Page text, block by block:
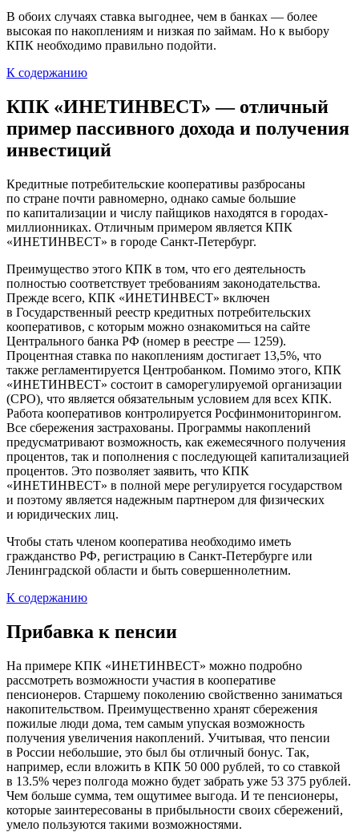
В обоих случаях ставка выгоднее, чем в банках — более
высокая по накоплениям и низкая по займам. Но к выбору
КПК необходимо правильно подойти.
К содержанию
КПК «ИНЕТИНВЕСТ» — отличный
пример пассивного дохода и получения
инвестиций
Кредитные потребительские кооперативы разбросаны
по стране почти равномерно, однако самые большие
по капитализации и числу пайщиков находятся в городах-
миллионниках. Отличным примером является КПК
«ИНЕТИНВЕСТ» в городе Санкт-Петербург.
Преимущество этого КПК в том, что его деятельность
полностью соответствует требованиям законодательства.
Прежде всего, КПК «ИНЕТИНВЕСТ» включен
в Государственный реестр кредитных потребительских
кооперативов, с которым можно ознакомиться на сайте
Центрального банка РФ (номер в реестре — 1259).
Процентная ставка по накоплениям достигает 13,5%, что
также регламентируется Центробанком. Помимо этого, КПК
«ИНЕТИНВЕСТ» состоит в саморегулируемой организации
(СРО), что является обязательным условием для всех КПК.
Работа кооперативов контролируется Росфинмониторингом.
Все сбережения застрахованы. Программы накоплений
предусматривают возможность, как ежемесячного получения
процентов, так и пополнения с последующей капитализацией
процентов. Это позволяет заявить, что КПК
«ИНЕТИНВЕСТ» в полной мере регулируется государством
и поэтому является надежным партнером для физических
и юридических лиц.
Чтобы стать членом кооператива необходимо иметь
гражданство РФ, регистрацию в Санкт-Петербурге или
Ленинградской области и быть совершеннолетним.
К содержанию
Прибавка к пенсии
На примере КПК «ИНЕТИНВЕСТ» можно подробно
рассмотреть возможности участия в кооперативе
пенсионеров. Старшему поколению свойственно заниматься
накопительством. Преимущественно хранят сбережения
пожилые люди дома, тем самым упуская возможность
получения увеличения накоплений. Учитывая, что пенсии
в России небольшие, это был бы отличный бонус. Так,
например, если вложить в КПК 50 000 рублей, то со ставкой
в 13.5% через полгода можно будет забрать уже 53 375 рублей.
Чем больше сумма, тем ощутимее выгода. И те пенсионеры,
которые заинтересованы в прибыльности своих сбережений,
умело пользуются такими возможностями.